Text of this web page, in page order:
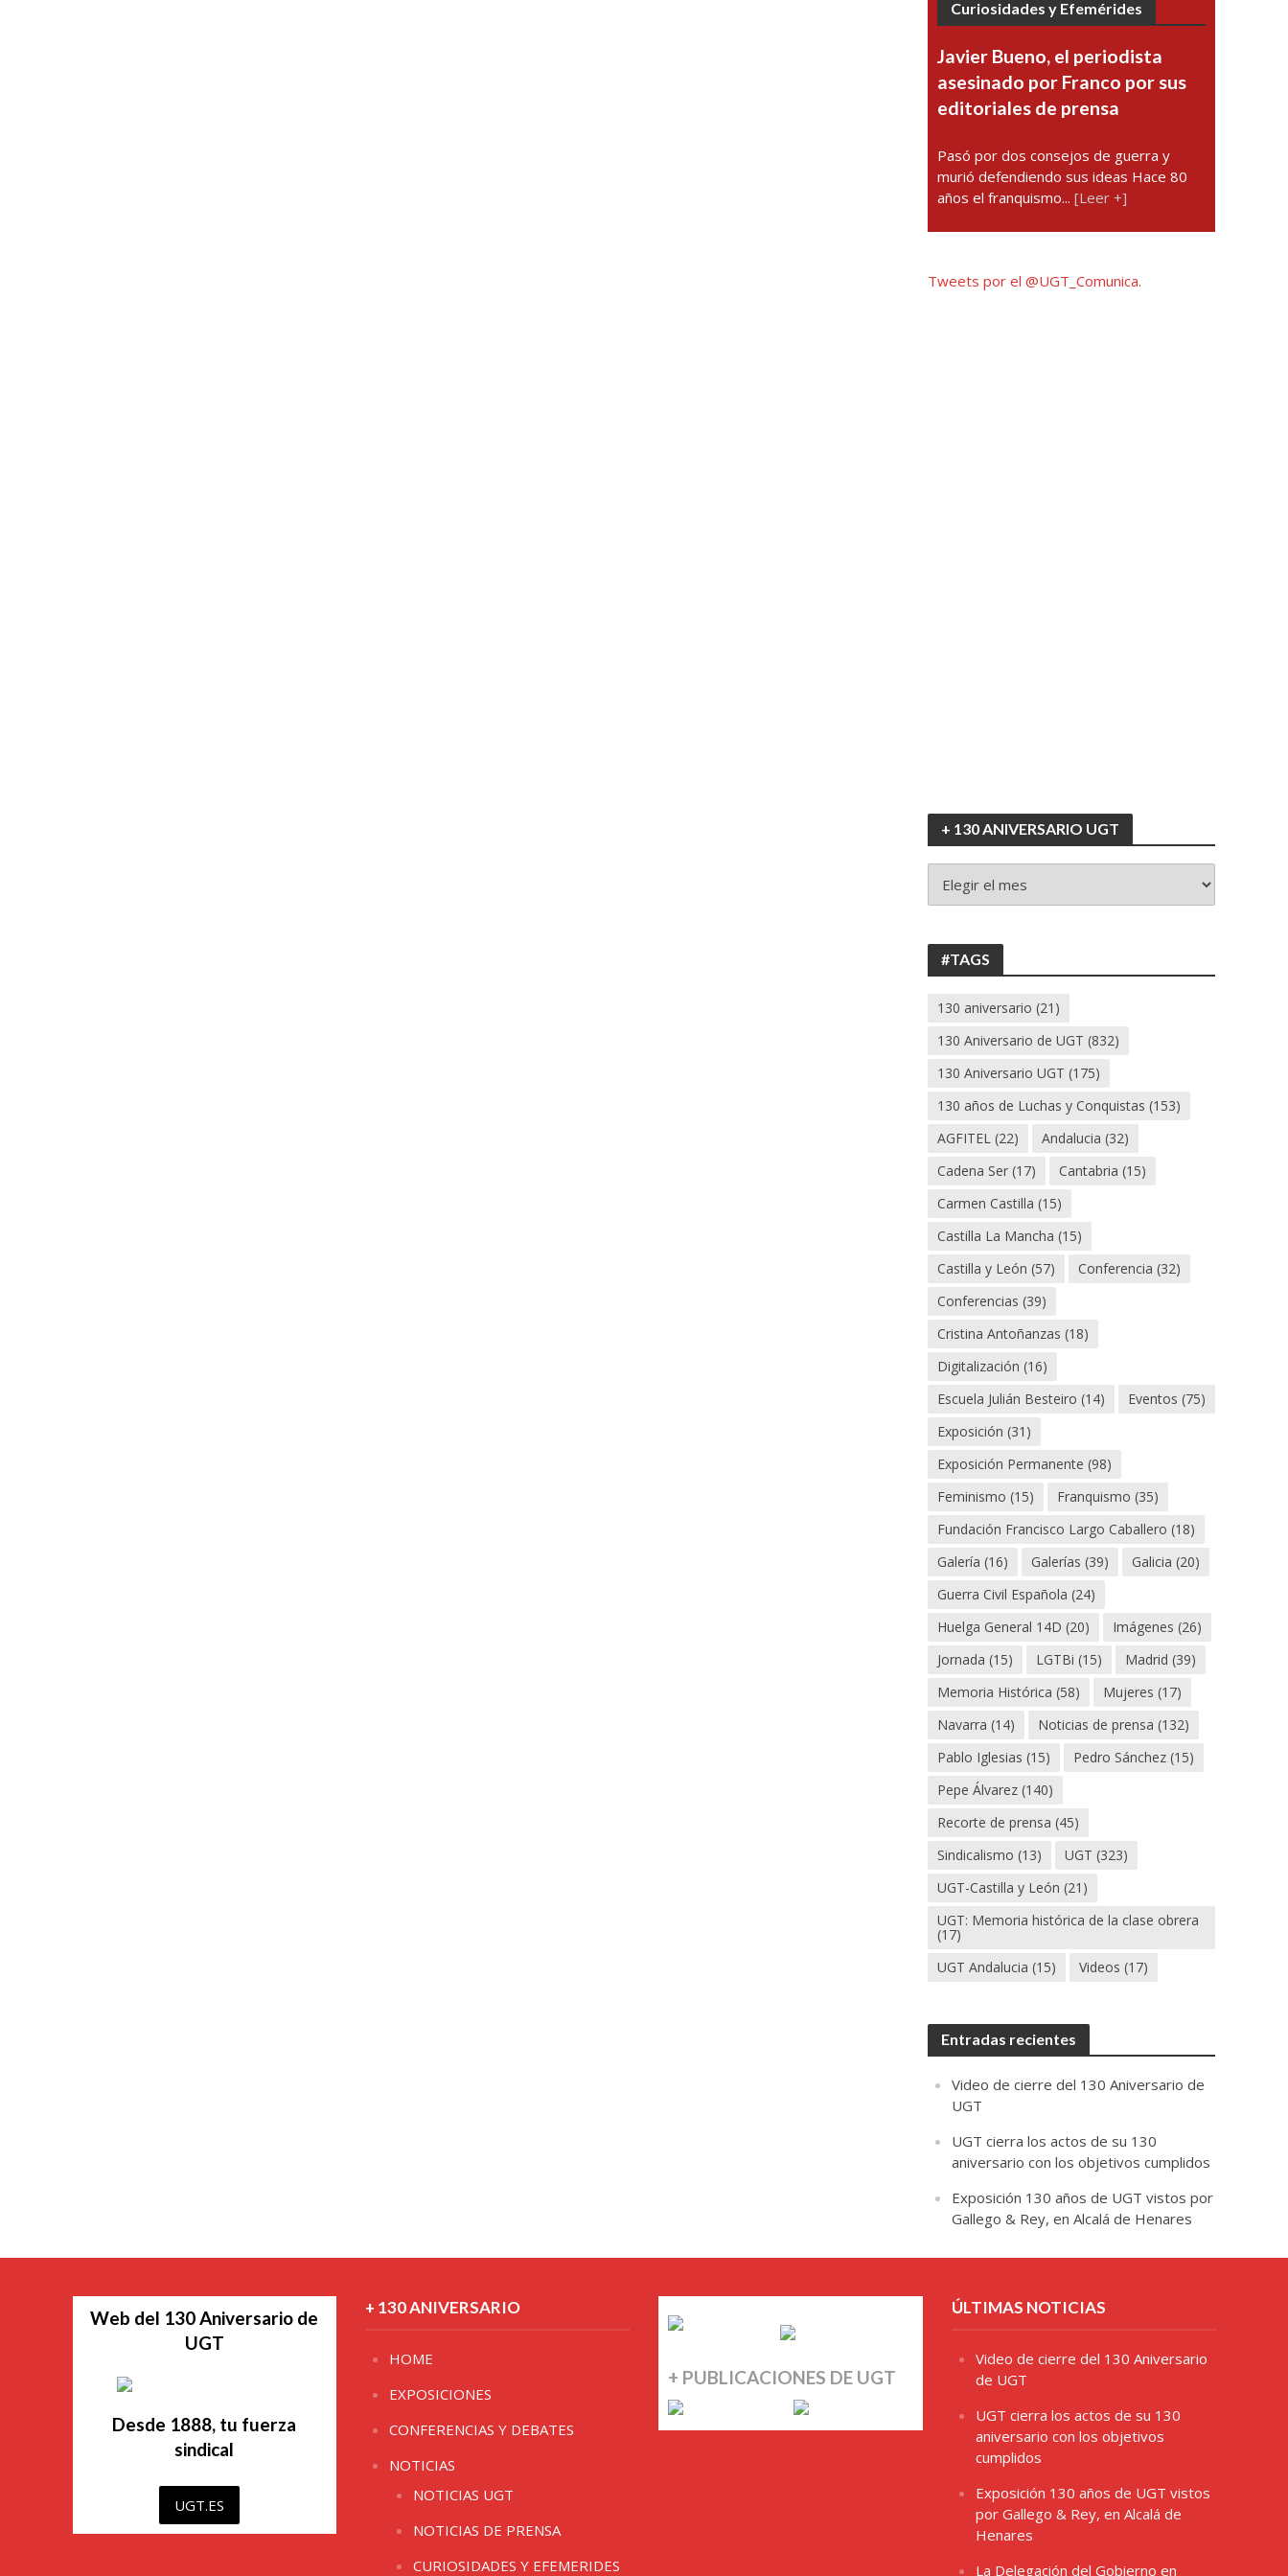
Curiosidades y Efemérides
Javier Bueno, el periodista
asesinado por Franco por sus
editoriales de prensa
Pasó por dos consejos de guerra y
murió defendiendo sus ideas Hace 80
años el franquismo...[Leer +]
Tweets por el @UGT_Comunica.
+ 130 ANIVERSARIO UGT
130
#TAGS
130 aniversario (21)
130 Aniversario de UGT (832)
130 Aniversario UGT (175)
130 años de Luchas y Conquistas (153)
AGFITEL (22) Andalucia (32)
Cadena Ser (17) Cantabria (15)
Carmen Castilla (15)
Castilla La Mancha (15)
Castilla y León (57) Conferencia (32)
Conferencias (39)
Cristina Antoñanzas (18)
Digitalización (16)
Escuela Julián Besteiro (14) Eventos (75)
Exposición (31)
Exposición Permanente (98)
Feminismo (15) Franquismo (35)
Fundación Francisco Largo Caballero (18)
Galería (16) Galerías (39) Galicia (20)
Guerra Civil Española (24)
Huelga General 14D (20) Imágenes (26)
Jornada (15) LGTBi (15) Madrid (39)
Memoria Histórica (58) Mujeres (17)
Navarra (14) Noticias de prensa (132)
Pablo Iglesias (15) Pedro Sánchez (15)
Pepe Álvarez (140)
Recorte de prensa (45)
Sindicalismo (13) UGT (323)
UGT-Castilla y León (21)
UGT: Memoria histórica de la clase obrera
(17)
UGT Andalucia (15) Videos (17)
Entradas recientes
Video de cierre del 130 Aniversario de
UGT
UGT cierra los actos de su 130
aniversario con los objetivos cumplidos
Exposición 130 años de UGT vistos por
Gallego & Rey, en Alcalá de Henares
Web del 130 Aniversario de
UGT
Desde 1888, tu fuerza
sindical
UGT.ES
+ 130 ANIVERSARIO
HOME
EXPOSICIONES
CONFERENCIAS Y DEBATES
NOTICIAS
NOTICIAS UGT
NOTICIAS DE PRENSA
CURIOSIDADES Y EFEMERIDES
+ PUBLICACIONES DE UGT
ÚLTIMAS NOTICIAS
Video de cierre del 130 Aniversario
de UGT
UGT cierra los actos de su 130
aniversario con los objetivos
cumplidos
Exposición 130 años de UGT vistos
por Gallego & Rey, en Alcalá de
Henares
La Delegación del Gobierno en